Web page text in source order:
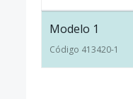
Modelo 1
Código 413420-1